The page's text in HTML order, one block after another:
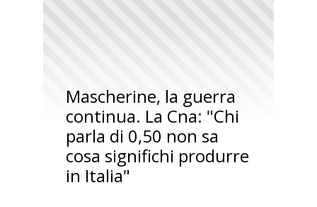
Mascherine, la guerra
continua. La Cna: "Chi
parla di 0,50 non sa
cosa significhi produrre
in Italia"